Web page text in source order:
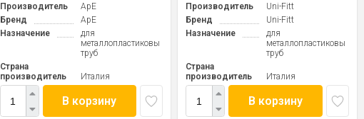
Производитель
ApE
Бренд
ApE
Назначение
для
металлопластиковых
труб
Страна
производитель
Италия
В корзину
Производитель
Uni-Fitt
Бренд
Uni-Fitt
Назначение
для
металлопластиковых
труб
Страна
производитель
Италия
В корзину